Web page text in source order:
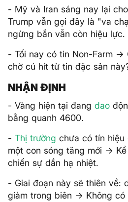
- Mỹ và Iran sáng nay lại
Trump vẫn gọi đây là "va
ngừng bắn vẫn còn hiệu lực.
- Tối nay có tin Non-Farm -
chờ cú hít từ tin đặc sản
NHẬN ĐỊNH
- Vàng hiện tại đang dao
bằng quanh 4600.
- Thị trường chưa có tín hiệu
một con sóng tăng mới ->
chiến sự dần hạ nhiệt.
- Giai đoạn này sẽ thiên về:
giảm trong biên -> Không